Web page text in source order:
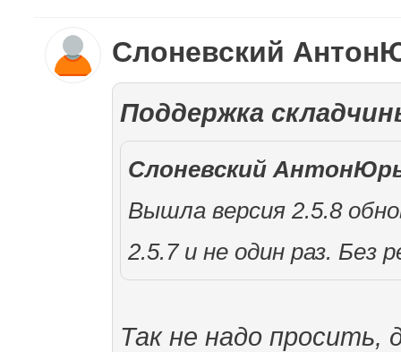
Слоневский
Поддержка
Слоневский
Вышла версия 2.5.8
2.5.7 и не один раз. Без
Так не надо просить,